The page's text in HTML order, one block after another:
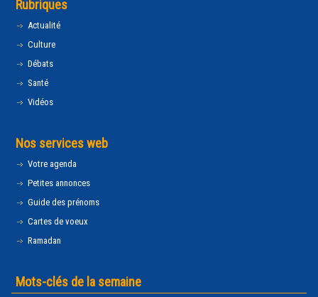
Rubriques
Actualité
Culture
Débats
Santé
Vidéos
Nos services web
Votre agenda
Petites annonces
Guide des prénoms
Cartes de voeux
Ramadan
Mots-clés de la semaine